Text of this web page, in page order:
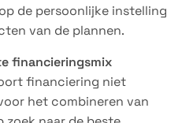
de persoonlijke instelling
van de plannen.
financieringsmix
financiering niet
het combineren van